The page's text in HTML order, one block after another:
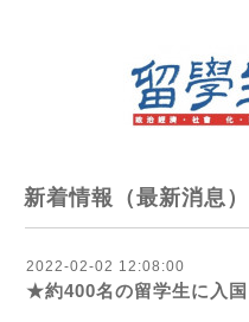
新着情報（最新消息）
2022-02-02 12:08:00
★約400名の留学生に入